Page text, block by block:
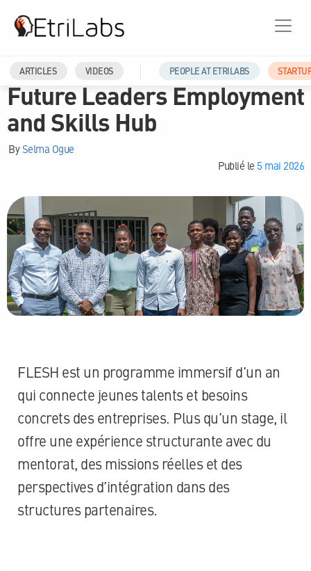
ARTICLES VIDEOS PEOPLE AT ETRILABS
NEW-PROGRAMS
Future Leaders Employment
and Skills Hub
BySelma Ogue
Publié le 5 mai 2026
FLESH est un programme immersif d’un an
qui connecte jeunes talents et besoins
concrets des entreprises. Plus qu’un stage, il
offre une expérience structurante avec du
mentorat, des missions réelles et des
perspectives d’intégration dans des
structures partenaires.